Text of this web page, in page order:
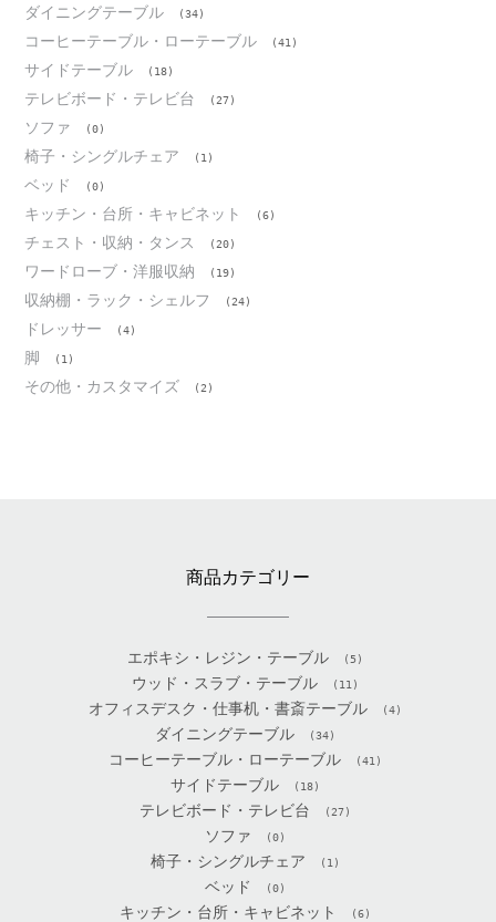
ダイニングテーブル (34)
コーヒーテーブル・ローテーブル (41)
サイドテーブル (18)
テレビボード・テレビ台 (27)
ソファ (0)
椅子・シングルチェア (1)
ベッド (0)
キッチン・台所・キャビネット (6)
チェスト・収納・タンス (20)
ワードローブ・洋服収納 (19)
収納棚・ラック・シェルフ (24)
ドレッサー (4)
脚 (1)
その他・カスタマイズ (2)
商品カテゴリー
エポキシ・レジン・テーブル (5)
ウッド・スラブ・テーブル (11)
オフィスデスク・仕事机・書斎テーブル (4)
ダイニングテーブル (34)
コーヒーテーブル・ローテーブル (41)
サイドテーブル (18)
テレビボード・テレビ台 (27)
ソファ (0)
椅子・シングルチェア (1)
ベッド (0)
キッチン・台所・キャビネット (6)